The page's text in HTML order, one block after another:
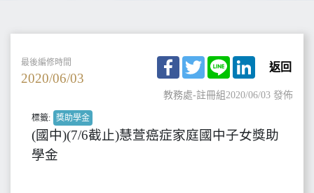
最後編修時間
2020/06/03
Facebook
TwitterLine LinkedIn
返回
教務處-註冊組2020/06/03 發佈
標籤: 獎助學金
(國中)(7/6截止)慧萱癌症家庭國中子女獎助
學金